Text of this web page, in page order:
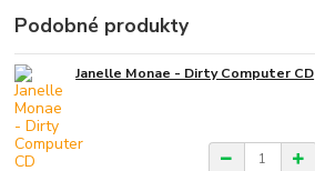
Podobné produkty
Janelle Monae - Dirty Computer CD